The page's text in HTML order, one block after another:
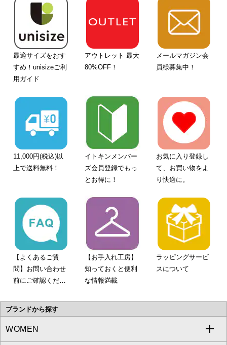
最適サイズをおす
すめ！unisizeご利
用ガイド
アウトレット 最大
80%OFF！
メールマガジン会
員様募集中！
11,000円(税込)以
上で送料無料！
イトキンメンバー
ズ会員登録でもっ
とお得に！
お気に入り登録し
て、お買い物をよ
り快適に。
【よくあるご質
問】お問い合わせ
前にご確認くださ
【お手入れ工房】
知っておくと便利
な情報満載
ラッピングサービ
スについて
ブランドから探す
WOMEN